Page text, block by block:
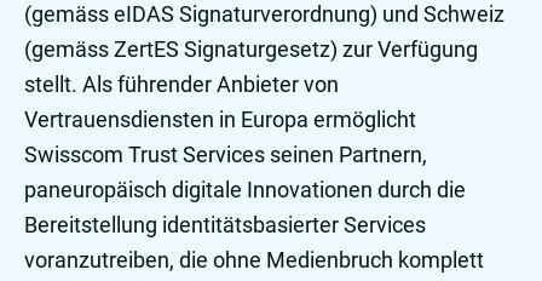
(gemäss eIDAS Signaturverordnung) und Schweiz
(gemäss ZertES Signaturgesetz) zur Verfügung
stellt. Als führender Anbieter von
Vertrauensdiensten in Europa ermöglicht
Swisscom Trust Services seinen Partnern,
paneuropäisch digitale Innovationen durch die
Bereitstellung identitätsbasierter Services
voranzutreiben, die ohne Medienbruch komplett